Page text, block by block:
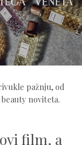
pažnju, od
noviteta.
film, a